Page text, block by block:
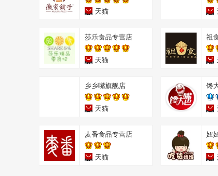
天猫
莎乐食品专营店
天猫
祖
乡乡嘴旗舰店
天猫
馋
麦番食品专营店
天猫
妞